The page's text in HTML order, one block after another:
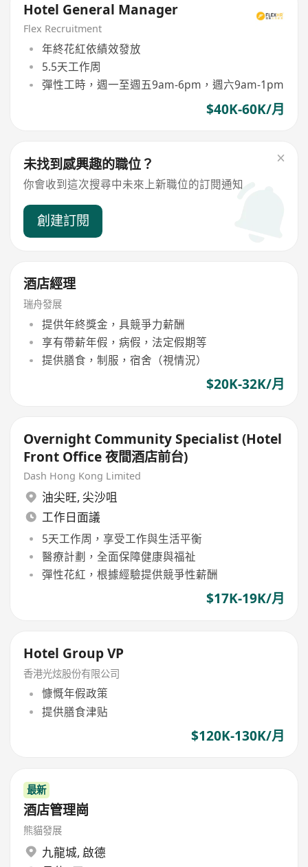
Hotel General Manager
Flex Recruitment
年終花紅依績效發放
5.5天工作周
彈性工時，週一至週五9am-6pm，週六9am-1pm
$40K-60K/月
未找到感興趣的職位？
你會收到這次搜尋中未來上新職位的訂閱通知
創建訂閱
酒店經理
瑞舟發展
提供年終獎金，具競爭力薪酬
享有帶薪年假，病假，法定假期等
提供膳食，制服，宿舍（視情況）
$20K-32K/月
Overnight Community Specialist (Hotel
Front Office 夜間酒店前台)
Dash Hong Kong Limited
油尖旺, 尖沙咀
工作日面議
5天工作周，享受工作與生活平衡
醫療計劃，全面保障健康與福祉
彈性花紅，根據經驗提供競爭性薪酬
$17K-19K/月
Hotel Group VP
香港光炫股份有限公司
慷慨年假政策
提供膳食津贴
$120K-130K/月
最新
酒店管理崗
熊貓發展
九龍城, 啟德